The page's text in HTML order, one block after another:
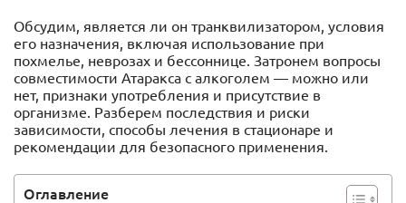
Обсудим, является ли он транквилизатором, условия
его назначения, включая использование при
похмелье, неврозах и бессоннице. Затронем вопросы
совместимости Атаракса с алкоголем — можно или
нет, признаки употребления и присутствие в
организме. Разберем последствия и риски
зависимости, способы лечения в стационаре и
рекомендации для безопасного применения.
Оглавление